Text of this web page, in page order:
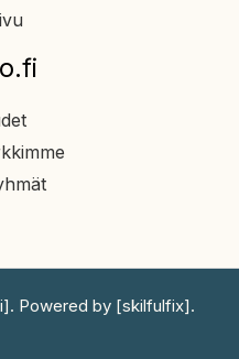
Powered by [skilfulfix].